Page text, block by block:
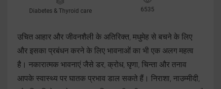
Diabetes & Thyroid care 6535
उचित आहार और जीवनशैली के अतिरिक्त, मधुमेह से बचने के लिए
और इसका प्रबंधन करने के लिए भावनाओं का भी एक अलग महत्व
है। नकारात्मक भावनाएं जैसे डर, क्रोध, घृणा, चिन्ता और तनाव
आपके स्वास्थ्य पर घातक प्रभाव डाल सकते हैं। निराशा, नाउम्मीदी,